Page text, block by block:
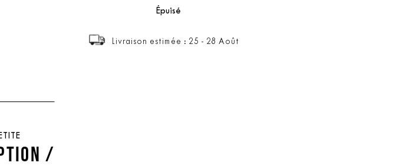
Épuisé
Livraison estimée : 25 - 28 Août
/